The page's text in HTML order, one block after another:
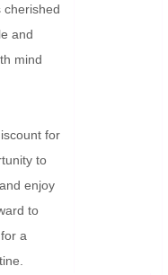
cherished
and
mind
for
to
enjoy
to
a